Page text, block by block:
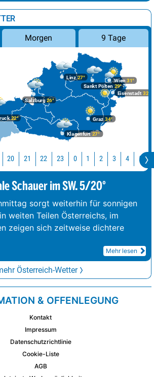
Morgen 9 Tage
Graz34°
22°
Klagenfurt 27°
Linz27°
Salzburg26°
Wien 31°
Eisenstadt 32°
Sankt Pölten 29°
20 21 22 23 0 1 2 3 4 5
Schauer im SW. 5/20°
sorgt weiterhin für sonnigen
weiten Teilen Österreichs, im
zeigen sich zeitweise dichtere
Mehr lesen
Österreich-Wetter
& OFFENLEGUNG
Kontakt
Impressum
Datenschutzrichtlinie
Cookie-Liste
AGB